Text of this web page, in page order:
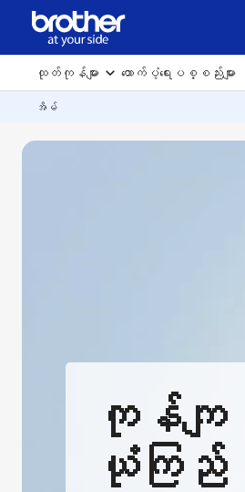
ထုတ်ကုန်များ ထောက်ပံ့ရေးပစ္စည်းများ
အိမ်
ကုန်က
ယုံကြည်